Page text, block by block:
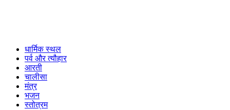
धार्मिक स्थल
पर्व और त्यौहार
आरती
चालीसा
मंत्र
भजन
स्तोत्रम